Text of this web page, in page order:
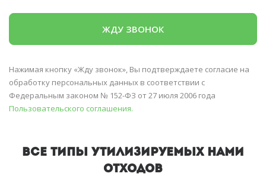
Нажимая кнопку «Жду звонок», Вы подтверждаете согласие на
обработку персональных данных в соответствии с
Федеральным законом № 152-ФЗ от 27 июля 2006 года
Пользовательского соглашения.
ВСЕ ТИПЫ УТИЛИЗИРУЕМЫХ НАМИ
ОТХОДОВ